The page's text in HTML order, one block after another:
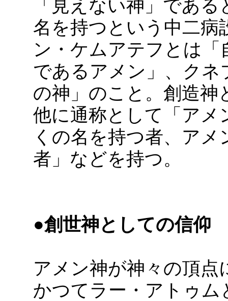
「見えない神」であ
名を持つという中二病
ン・ケムアテフとは
であるアメン」、ク
の神」のこと。創造神
他に通称として「アメ
くの名を持つ者、ア
者」などを持つ。
●創世神としての信仰
アメン神が神々の頂
かつてラー・アトゥ